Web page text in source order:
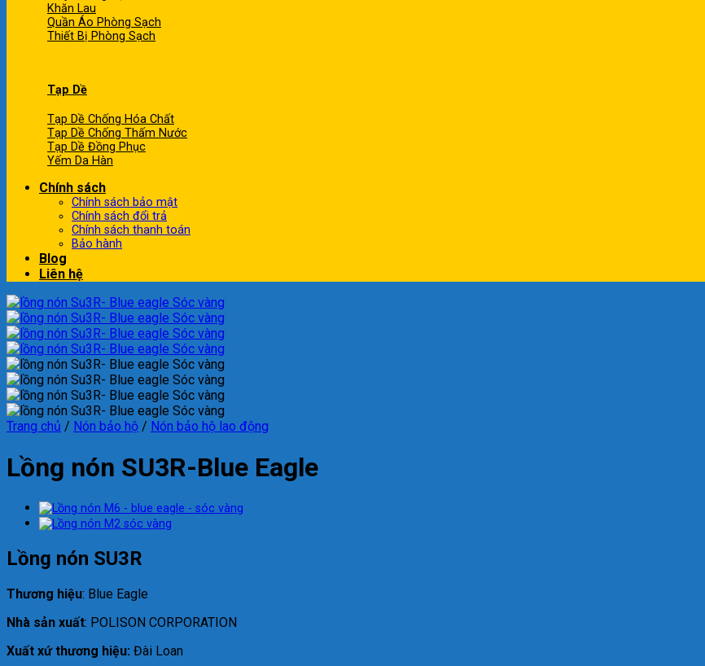
Khăn Lau
Quần Áo Phòng Sạch
Thiết Bị Phòng Sạch
Tạp Dề
Tạp Dề Chống Hóa Chất
Tạp Dề Chống Thấm Nước
Tạp Dề Đồng Phục
Yếm Da Hàn
Chính sách
Chính sách bảo mật
Chính sách đổi trả
Chính sách thanh toán
Bảo hành
Blog
Liên hệ
Trang chủ / Nón bảo hộ / Nón bảo hộ lao động
Lồng nón SU3R-Blue Eagle
Lồng nón SU3R
Thương hiệu: Blue Eagle
Nhà sản xuất: POLISON CORPORATION
Xuất xứ thương hiệu: Đài Loan